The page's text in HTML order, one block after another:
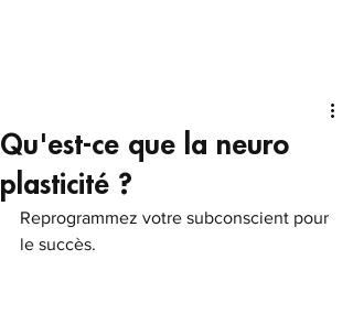
Qu'est-ce que la neuro
plasticité ?
Reprogrammez votre subconscient pour
le succès.